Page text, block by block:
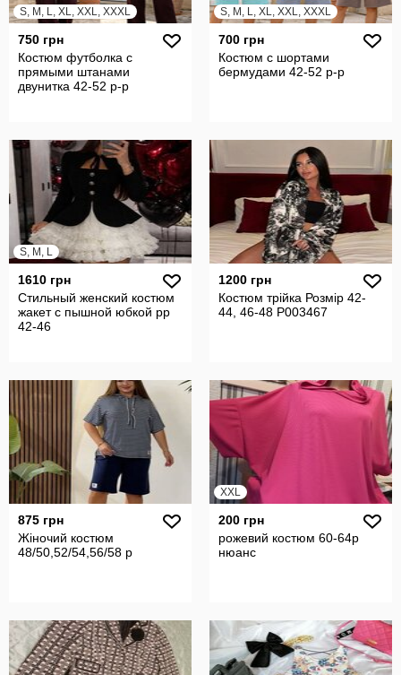
S, M, L, XL, XXL, XXXL
750 грн
Костюм футболка с
прямыми штанами
двунитка 42-52 р-р
S, M, L, XL, XXL, XXXL
700 грн
Костюм с шортами
бермудами 42-52 р-р
S, M, L
1610 грн
Стильный женский костюм
жакет с пышной юбкой рр
42-46
1200 грн
Костюм трійка Розмір 42-
44, 46-48 P003467
875 грн
Жіночий костюм
48/50,52/54,56/58 р
XXL
200 грн
рожевий костюм 60-64р
нюанс